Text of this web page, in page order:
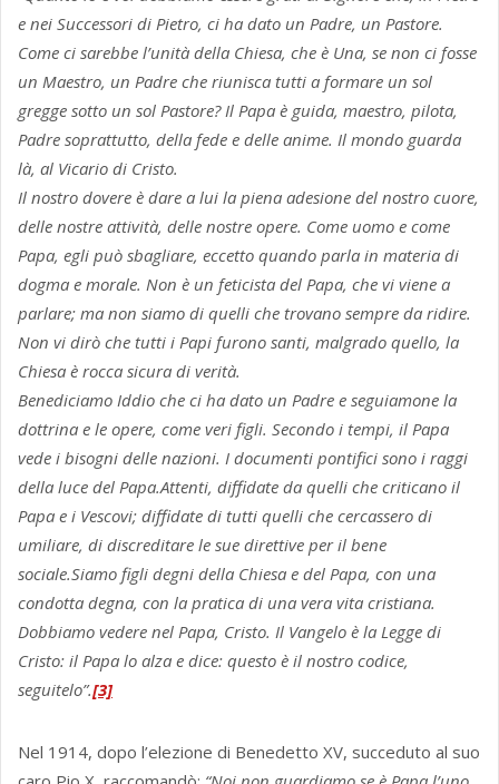
e nei Successori di Pietro, ci ha dato un Padre, un Pastore.
Come ci sarebbe l’unità della Chiesa, che è Una, se non ci fosse
un Maestro, un Padre che riunisca tutti a formare un sol
gregge sotto un sol Pastore? Il Papa è guida, maestro, pilota,
Padre soprattutto, della fede e delle anime. Il mondo guarda
là, al Vicario di Cristo.
Il nostro dovere è dare a lui la piena adesione del nostro cuore,
delle nostre attività, delle nostre opere. Come uomo e come
Papa, egli può sbagliare, eccetto quando parla in materia di
dogma e morale. Non è un feticista del Papa, che vi viene a
parlare; ma non siamo di quelli che trovano sempre da ridire.
Non vi dirò che tutti i Papi furono santi, malgrado quello, la
Chiesa è rocca sicura di verità.
Benediciamo Iddio che ci ha dato un Padre e seguiamone la
dottrina e le opere, come veri figli. Secondo i tempi, il Papa
vede i bisogni delle nazioni. I documenti pontifici sono i raggi
della luce del Papa.Attenti, diffidate da quelli che criticano il
Papa e i Vescovi; diffidate di tutti quelli che cercassero di
umiliare, di discreditare le sue direttive per il bene
sociale.Siamo figli degni della Chiesa e del Papa, con una
condotta degna, con la pratica di una vera vita cristiana.
Dobbiamo vedere nel Papa, Cristo. Il Vangelo è la Legge di
Cristo: il Papa lo alza e dice: questo è il nostro codice,
seguitelo”.[3]
Nel 1914, dopo l’elezione di Benedetto XV, succeduto al suo